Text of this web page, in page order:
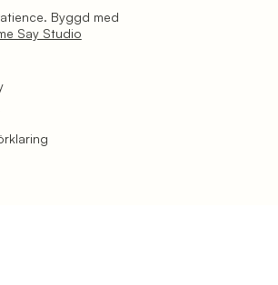
Byggd med
Say Studio